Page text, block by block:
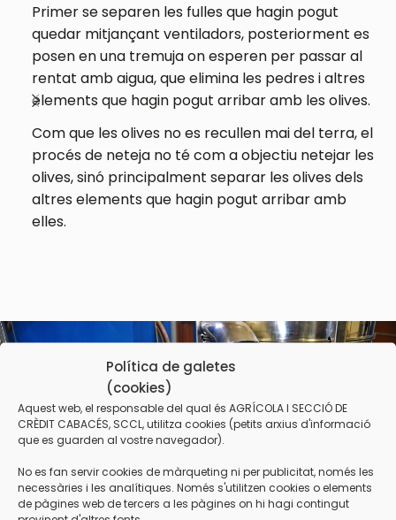
Política de galetes
(cookies)
Aquest web, el responsable del qual és AGRÍCOLA I SECCIÓ DE
CRÈDIT CABACÉS, SCCL, utilitza cookies (petits arxius d'informació
que es guarden al vostre navegador).
No es fan servir cookies de màrqueting ni per publicitat, només les
necessàries i les analítiques. Només s'utilitzen cookies o elements
de pàgines web de tercers a les pàgines on hi hagi contingut
Primer se separen les fulles que hagin pogut
quedar mitjançant ventiladors, posteriorment es
posen en una tremuja on esperen per passar al
rentat amb aigua, que elimina les pedres i altres
elements que hagin pogut arribar amb les olives.
Com que les olives no es recullen mai del terra, el
procés de neteja no té com a objectiu netejar les
olives, sinó principalment separar les olives dels
altres elements que hagin pogut arribar amb
elles.